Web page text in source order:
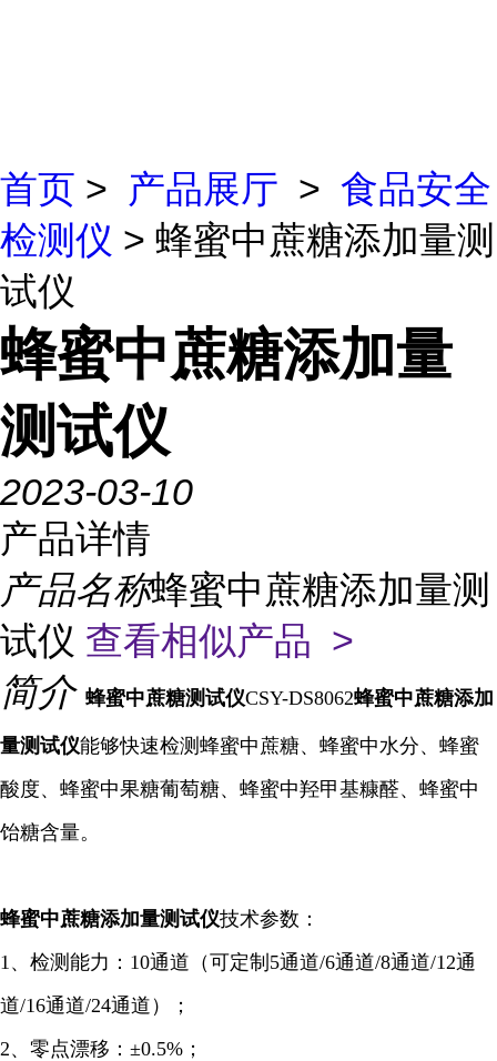
首页 > 产品展厅 > 食品安全
检测仪 > 蜂蜜中蔗糖添加量测
试仪
蜂蜜中蔗糖添加量
测试仪
2023-03-10
产品详情
产品名称蜂蜜中蔗糖添加量测
试仪 查看相似产品 >
简介 蜂蜜中蔗糖测试仪CSY-DS8062蜂蜜中蔗糖添加
量测试仪能够快速检测蜂蜜中蔗糖、蜂蜜中水分、蜂蜜
酸度、蜂蜜中果糖葡萄糖、蜂蜜中羟甲基糠醛、蜂蜜中
饴糖含量。
蜂蜜中蔗糖添加量测试仪技术参数：
1、检测能力：10通道（可定制5通道/6通道/8通道/12通
道/16通道/24通道）；
2、零点漂移：±0.5%；